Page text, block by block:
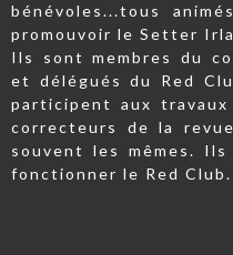
bénévoles...tous
promouvoir le Setter
Ils sont membres du
et délégués du Red
participent aux
correcteurs de la
souvent les mêmes.
fonctionner le Red Club.